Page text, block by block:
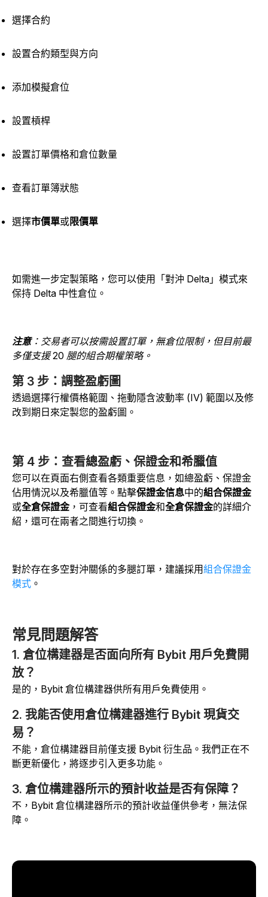
選擇合約
設置合約類型與方向
添加模擬倉位
設置槓桿
設置訂單價格和倉位數量
查看訂單簿狀態
選擇市價單或限價單
如需進一步定製策略，您可以使用「對沖 Delta」模式來
保持 Delta 中性倉位。
注意：交易者可以按需設置訂單，無倉位限制，但目前最
多僅支援 20 腿的組合期權策略。
第 3 步：調整盈虧圖
透過選擇行權價格範圍、拖動隱含波動率 (IV) 範圍以及修
改到期日來定製您的盈虧圖。
第 4 步：查看總盈虧、保證金和希臘值
您可以在頁面右側查看各類重要信息，如總盈虧、保證金
佔用情況以及希臘值等。點擊保證金信息中的組合保證金
或全倉保證金，可查看組合保證金和全倉保證金的詳細介
紹，還可在兩者之間進行切換。
對於存在多空對沖關係的多腿訂單，建議採用組合保證金
模式 。
常見問題解答
1. 倉位構建器是否面向所有 Bybit 用戶免費開
放？
是的，Bybit 倉位構建器供所有用戶免費使用。
2. 我能否使用倉位構建器進行 Bybit 現貨交
易？
不能，倉位構建器目前僅支援 Bybit 衍生品。我們正在不
斷更新優化，將逐步引入更多功能。
3. 倉位構建器所示的預計收益是否有保障？
不，Bybit 倉位構建器所示的預計收益僅供參考，無法保
障。